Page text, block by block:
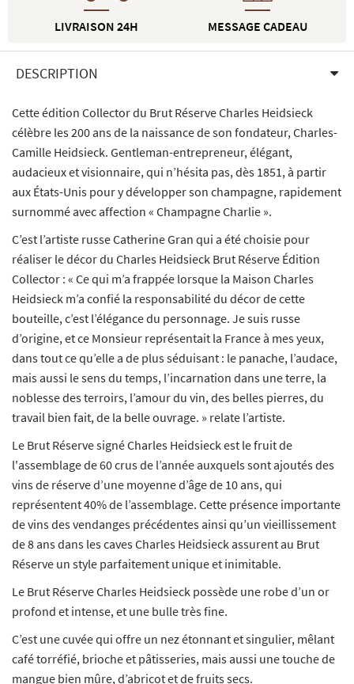
LIVRAISON 24H MESSAGE CADEAU
DESCRIPTION
Cette édition Collector du Brut Réserve Charles Heidsieck
célèbre les 200 ans de la naissance de son fondateur, Charles-
Camille Heidsieck. Gentleman-entrepreneur, élégant,
audacieux et visionnaire, qui n’hésita pas, dès 1851, à partir
aux États-Unis pour y développer son champagne, rapidement
surnommé avec affection « Champagne Charlie ».
C’est l’artiste russe Catherine Gran qui a été choisie pour
réaliser le décor du Charles Heidsieck Brut Réserve Édition
Collector : « Ce qui m’a frappée lorsque la Maison Charles
Heidsieck m’a confié la responsabilité du décor de cette
bouteille, c’est l’élégance du personnage. Je suis russe
d’origine, et ce Monsieur représentait la France à mes yeux,
dans tout ce qu’elle a de plus séduisant : le panache, l’audace,
mais aussi le sens du temps, l’incarnation dans une terre, la
noblesse des terroirs, l’amour du vin, des belles pierres, du
travail bien fait, de la belle ouvrage. » relate l’artiste.
Le Brut Réserve signé Charles Heidsieck est le fruit de
l'assemblage de 60 crus de l’année auxquels sont ajoutés des
vins de réserve d’une moyenne d’âge de 10 ans, qui
représentent 40% de l’assemblage. Cette présence importante
de vins des vendanges précédentes ainsi qu’un vieillissement
de 8 ans dans les caves Charles Heidsieck assurent au Brut
Réserve un style parfaitement unique et inimitable.
Le Brut Réserve Charles Heidsieck possède une robe d’un or
profond et intense, et une bulle très fine.
C’est une cuvée qui offre un nez étonnant et singulier, mêlant
café torréfié, brioche et pâtisseries, mais aussi une touche de
mangue bien mûre, d’abricot et de fruits secs.